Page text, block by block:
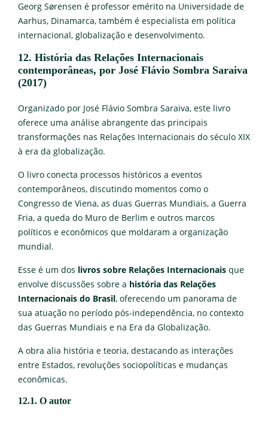
Georg Sørensen é professor emérito na Universidade de
Aarhus, Dinamarca, também é especialista em política
internacional, globalização e desenvolvimento.
12. História das Relações Internacionais
contemporâneas, por José Flávio Sombra Saraiva
(2017)
Organizado por José Flávio Sombra Saraiva, este livro
oferece uma análise abrangente das principais
transformações nas Relações Internacionais do século XIX
à era da globalização.
O livro conecta processos históricos a eventos
contemporâneos, discutindo momentos como o
Congresso de Viena, as duas Guerras Mundiais, a Guerra
Fria, a queda do Muro de Berlim e outros marcos
políticos e econômicos que moldaram a organização
mundial.
Esse é um dos livros sobre Relações Internacionais que
envolve discussões sobre a história das Relações
Internacionais do Brasil, oferecendo um panorama de
sua atuação no período pós-independência, no contexto
das Guerras Mundiais e na Era da Globalização.
A obra alia história e teoria, destacando as interações
entre Estados, revoluções sociopolíticas e mudanças
econômicas.
12.1. O autor